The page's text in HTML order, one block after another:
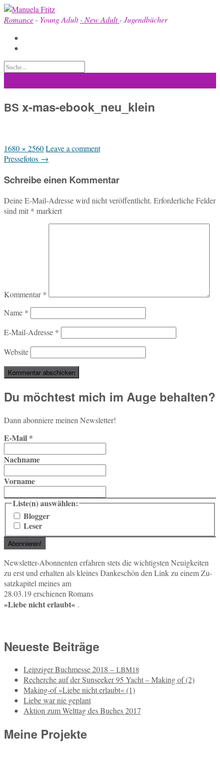
Skip
to
Romance- Young Adult- New Adult- Jugendbücher
BS x‑mas-ebook_neu_klein
Full
size
1680 × 2560Leave a comment
Post
Pressefotos →
Schreibe einen Kommentar
Deine E-Mail-Adresse wird nicht veröffentlicht. Erforderliche Felder
sind mit * markiert
Kommentar*
Name *
E-Mail-Adresse *
Website
Du möchtest mich im Auge behalten?
Dann abon­nie­re meinen Newsletter!
E-Mail *
Nachname
Vorname
Liste(n) auswählen:
Blogger
Leser
News­let­ter-Abon­nen­ten er­fah­ren stets die wich­tigs­ten Neu­ig­kei­ten
zu erst und er­hal­ten als klei­nes Dan­ke­schön den Link zu einem Zu­
satz­ka­pi­tel meines am
28.03.19 er­schie­nen Romans
»Liebe nicht er­laubt« .
Neueste Beiträge
Leipziger Buchmesse 2018 – LBM18
Recherche auf der Sunseeker 95 Yacht – Making of (2)
Making-of »Liebe nicht erlaubt« (1)
Liebe war nie geplant
Aktion zum Welttag des Buches 2017
Meine Projekte